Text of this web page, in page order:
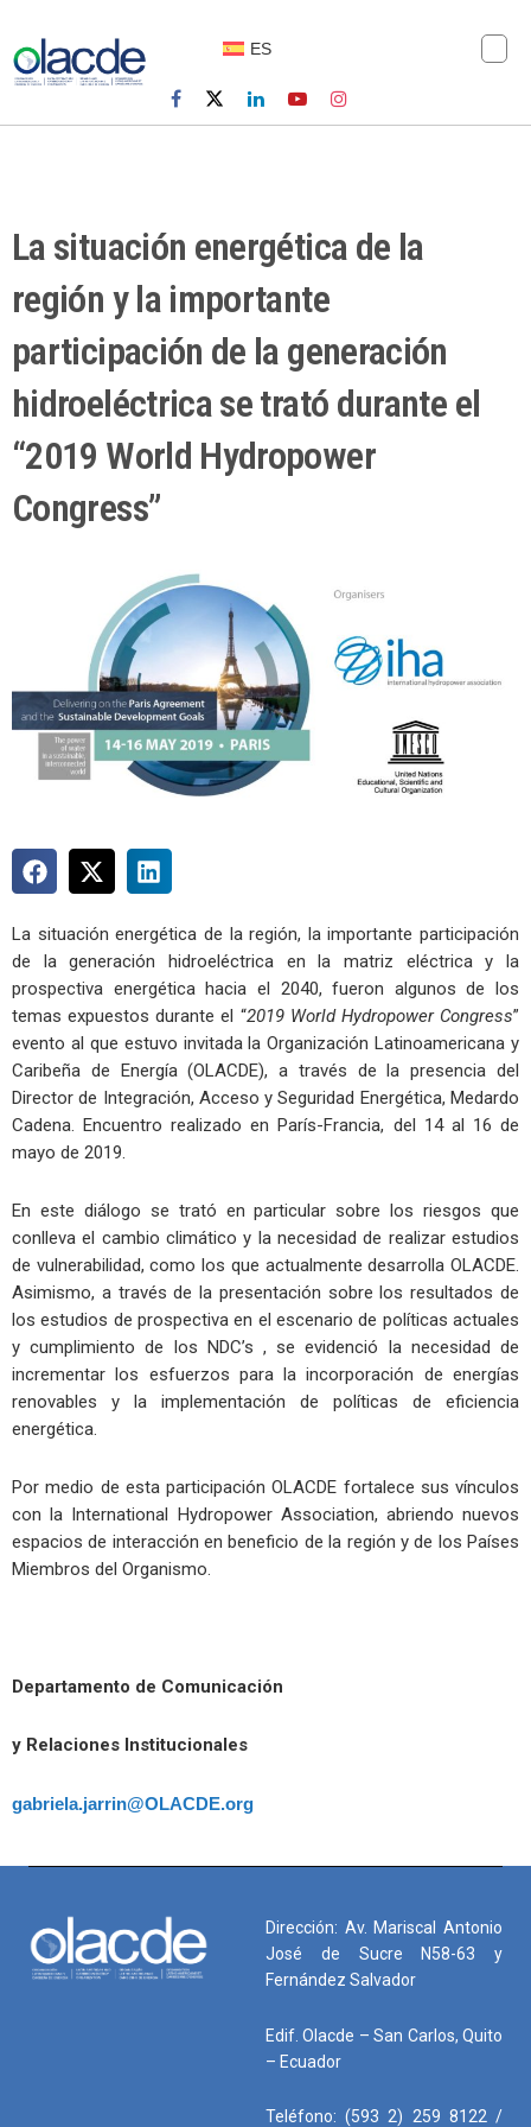
ES
La situación energética de la
región y la importante
participación de la generación
hidroeléctrica se trató durante el
“2019 World Hydropower
Congress”
La situación energética de la región, la importante participación
de la generación hidroeléctrica en la matriz eléctrica y la
prospectiva energética hacia el 2040, fueron algunos de los
temas expuestos durante el “2019 World Hydropower Congress”
evento al que estuvo invitada la Organización Latinoamericana y
Caribeña de Energía (OLACDE), a través de la presencia del
Director de Integración, Acceso y Seguridad Energética, Medardo
Cadena. Encuentro realizado en París-Francia, del 14 al 16 de
mayo de 2019.
En este diálogo se trató en particular sobre los riesgos que
conlleva el cambio climático y la necesidad de realizar estudios
de vulnerabilidad, como los que actualmente desarrolla OLACDE.
Asimismo, a través de la presentación sobre los resultados de
los estudios de prospectiva en el escenario de políticas actuales
y cumplimiento de los NDC’s , se evidenció la necesidad de
incrementar los esfuerzos para la incorporación de energías
renovables y la implementación de políticas de eficiencia
energética.
Por medio de esta participación OLACDE fortalece sus vínculos
con la International Hydropower Association, abriendo nuevos
espacios de interacción en beneficio de la región y de los Países
Miembros del Organismo.
Departamento de Comunicación
y Relaciones Institucionales
gabriela.jarrin@OLACDE.org
Dirección: Av. Mariscal Antonio
José de Sucre N58-63 y
Fernández Salvador
Edif. Olacde – San Carlos, Quito
– Ecuador
Teléfono: (593 2) 259 8122 /